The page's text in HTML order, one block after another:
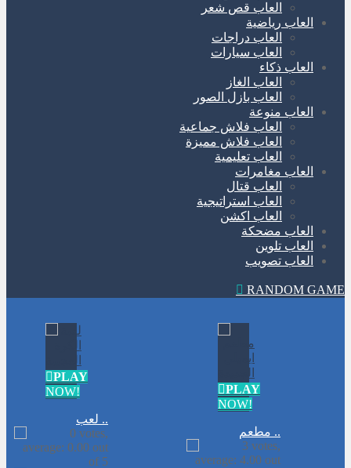
العاب قص شعر
العاب رياضية
العاب دراجات
العاب سيارات
العاب ذكاء
العاب الغاز
العاب بازل الصور
العاب منوعة
العاب فلاش جماعية
العاب فلاش مميزة
العاب تعليمية
العاب مغامرات
العاب قتال
العاب استراتيجية
العاب اكشن
العاب مضحكة
العاب تلوين
العاب تصويب
RANDOM GAME
PLAY
NOW!
لعب ..
PLAY
NOW!
مطعم ..